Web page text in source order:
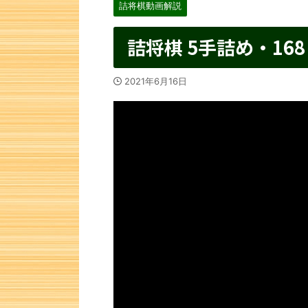
詰将棋動画解説
詰将棋 5手詰め・
2021年6月16日